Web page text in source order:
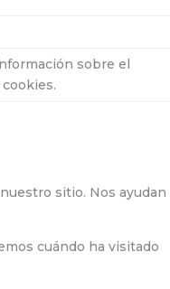
sobre el
sitio. Nos ayudan
cuándo ha visitado